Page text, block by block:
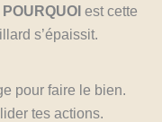
POURQUOI est cette
s’épaissit.
pour faire le bien.
tes actions.